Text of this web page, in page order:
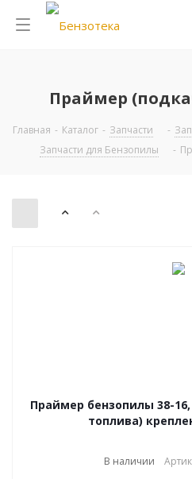
Праймер
Главная - Каталог - Запчасти -
Запчасти для Бензопилы
-
Праймер бензопилы 38-
топлива)
В наличии